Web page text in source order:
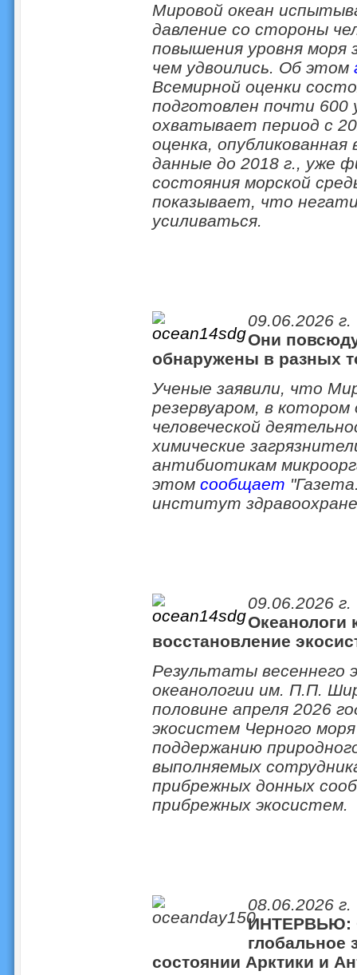
Мировой океан
давление со стороны
повышения уровня моря
чем удвоились. Об этом
Всемирной оценки
подготовлен почти 600
охватывает период с
оценка, опубликованная
данные до 2018 г., уже
состояния морской
показывает, что
усиливаться.
09.06.2026 г.
Они
обнаружены в разных
Ученые заявили, что
резервуаром, в
человеческой
химические
антибиотикам
этом сообщает
институт
09.06.2026 г.
Океанологи
восстановление
Результаты весеннего
океанологии им. П.П.
половине апреля 2026
экосистем Черного
поддержанию
выполняемых
прибрежных донных
прибрежных экосистем.
08.06.2026 г.
ИНТЕРВЬЮ:
глобальное
состоянии Арктики и